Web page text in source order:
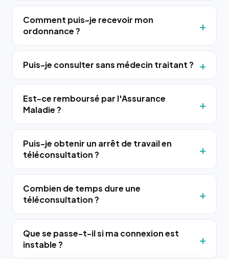
Comment puis-je recevoir mon
ordonnance ?
Puis-je consulter sans médecin traitant ?
Est-ce remboursé par l'Assurance
Maladie ?
Puis-je obtenir un arrêt de travail en
téléconsultation ?
Combien de temps dure une
téléconsultation ?
Que se passe-t-il si ma connexion est
instable ?